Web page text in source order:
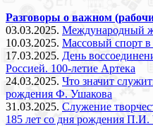
Разговоры о важном
03.03.2025. Международный
10.03.2025. Массовый спорт в
17.03.2025. День
Россией. 100-летие Артека
24.03.2025. Что значит
рождения Ф. Ушакова
31.03.2025. Служение
185 лет со дня рождения П.И.